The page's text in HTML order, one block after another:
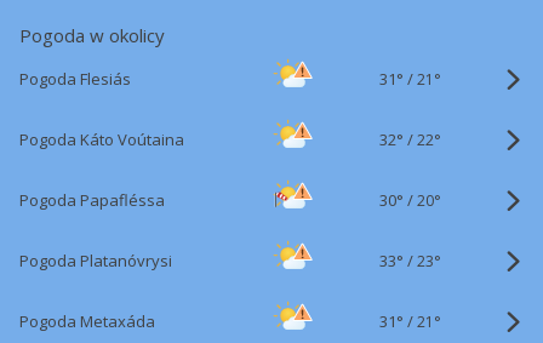
Pogoda w okolicy
Pogoda Flesiás 31° /21°
Pogoda Káto Voútaina 32° /22°
Pogoda Papafléssa 30° /20°
Pogoda Platanóvrysi 33° /23°
Pogoda Metaxáda 31° /21°